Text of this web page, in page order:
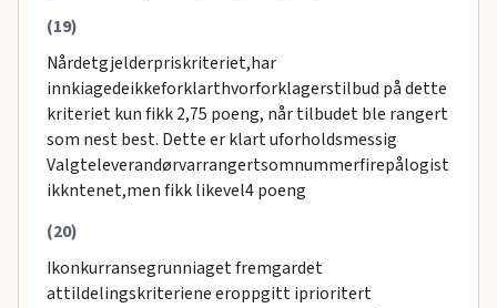
(19)
Nårdetgjelderpriskriteriet,har
innkiagedeikkeforklarthvorforklagerstilbud på dette
kriteriet kun fikk 2,75 poeng, når tilbudet ble rangert
som nest best. Dette er klart uforholdsmessig
Valgteleverandørvarrangertsomnummerfirepålogist
ikkntenet,men fikk likevel4 poeng
(20)
Ikonkurransegrunniaget fremgardet
attildelingskriteriene eroppgitt iprioritert